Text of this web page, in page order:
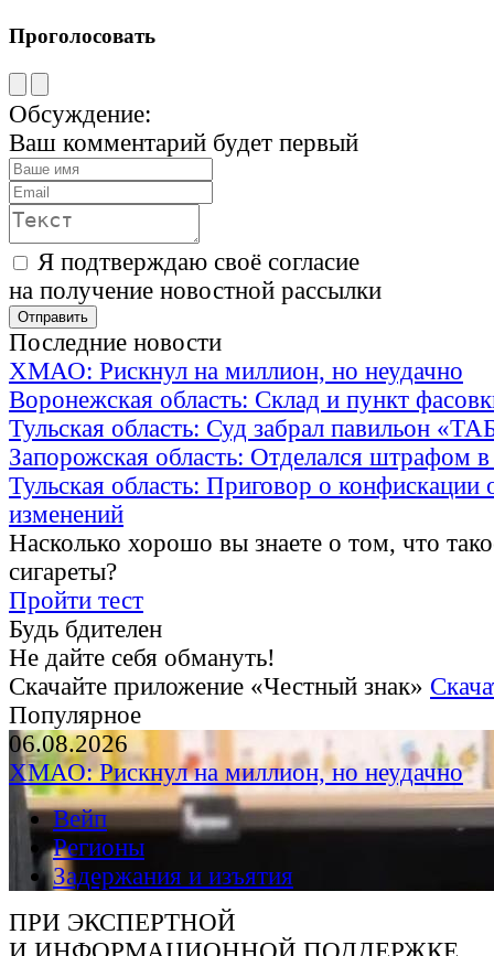
Проголосовать
Обсуждение:
Ваш комментарий будет первый
Я подтверждаю своё согласие
на получение новостной рассылки
Последние новости
ХМАО: Рискнул на миллион, но неудачно
Воронежская область: Склад и пункт
Тульская область: Суд забрал павильон
Запорожская область: Отделался штрафом
Тульская область: Приговор о конфискации
изменений
Насколько хорошо вы знаете о том, что
сигареты?
Пройти тест
Будь бдителен
Не дайте себя обмануть!
Скачайте приложение «Честный знак»
Популярное
06.08.2026
ХМАО: Рискнул на миллион, но неудачно
Вейп
Регионы
Задержания и изъятия
ПРИ ЭКСПЕРТНОЙ